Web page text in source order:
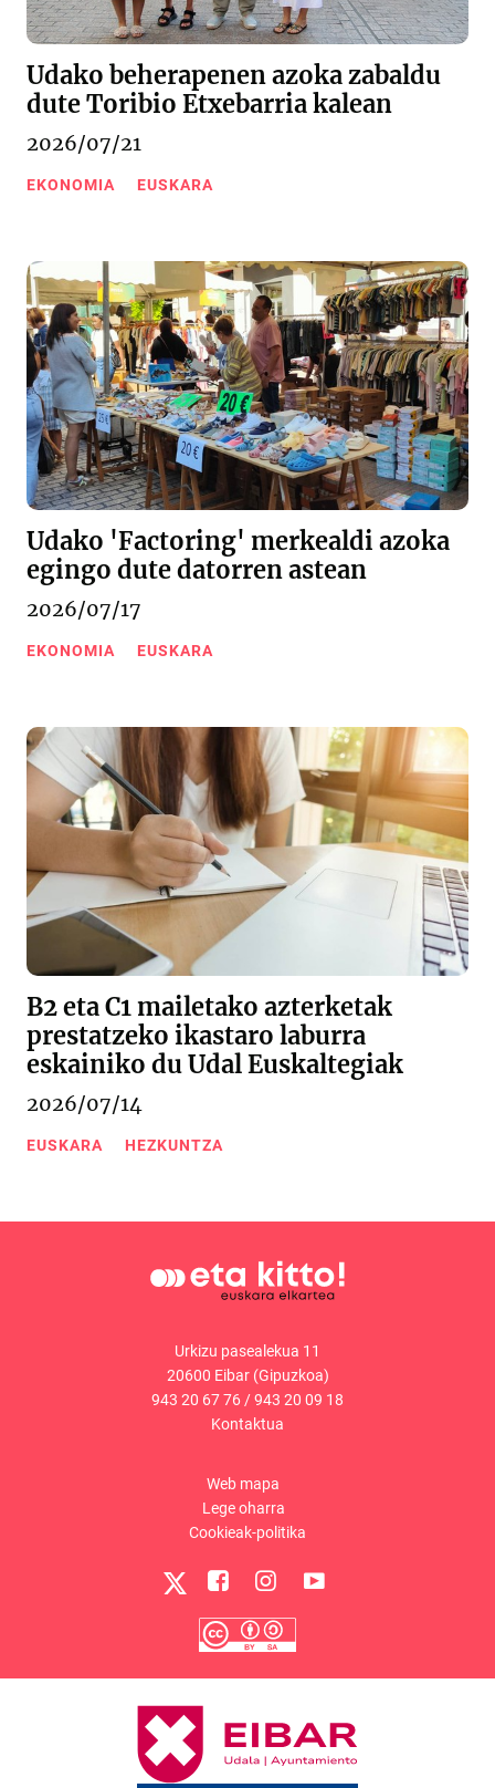
Udako beherapenen azoka zabaldu
dute Toribio Etxebarria kalean
2026/07/21
EKONOMIA EUSKARA
Udako 'Factoring' merkealdi azoka
egingo dute datorren astean
2026/07/17
EKONOMIA EUSKARA
B2 eta C1 mailetako azterketak
prestatzeko ikastaro laburra
eskainiko du Udal Euskaltegiak
2026/07/14
EUSKARA HEZKUNTZA
Urkizu pasealekua 11
20600 Eibar (Gipuzkoa)
943 20 67 76/943 20 09 18
Kontaktua
Web mapa
Lege oharra
Cookieak-politika